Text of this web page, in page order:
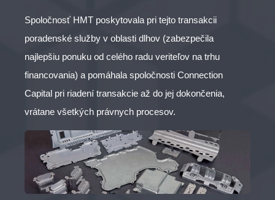
Spoločnosť HMT poskytovala pri tejto transakcii
poradenské služby v oblasti dlhov (zabezpečila
najlepšiu ponuku od celého radu veriteľov na trhu
financovania) a pomáhala spoločnosti Connection
Capital pri riadení transakcie až do jej dokončenia,
vrátane všetkých právnych procesov.